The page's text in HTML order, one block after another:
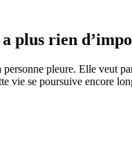
plus rien
pleure. Elle veut
vie se poursuive encore